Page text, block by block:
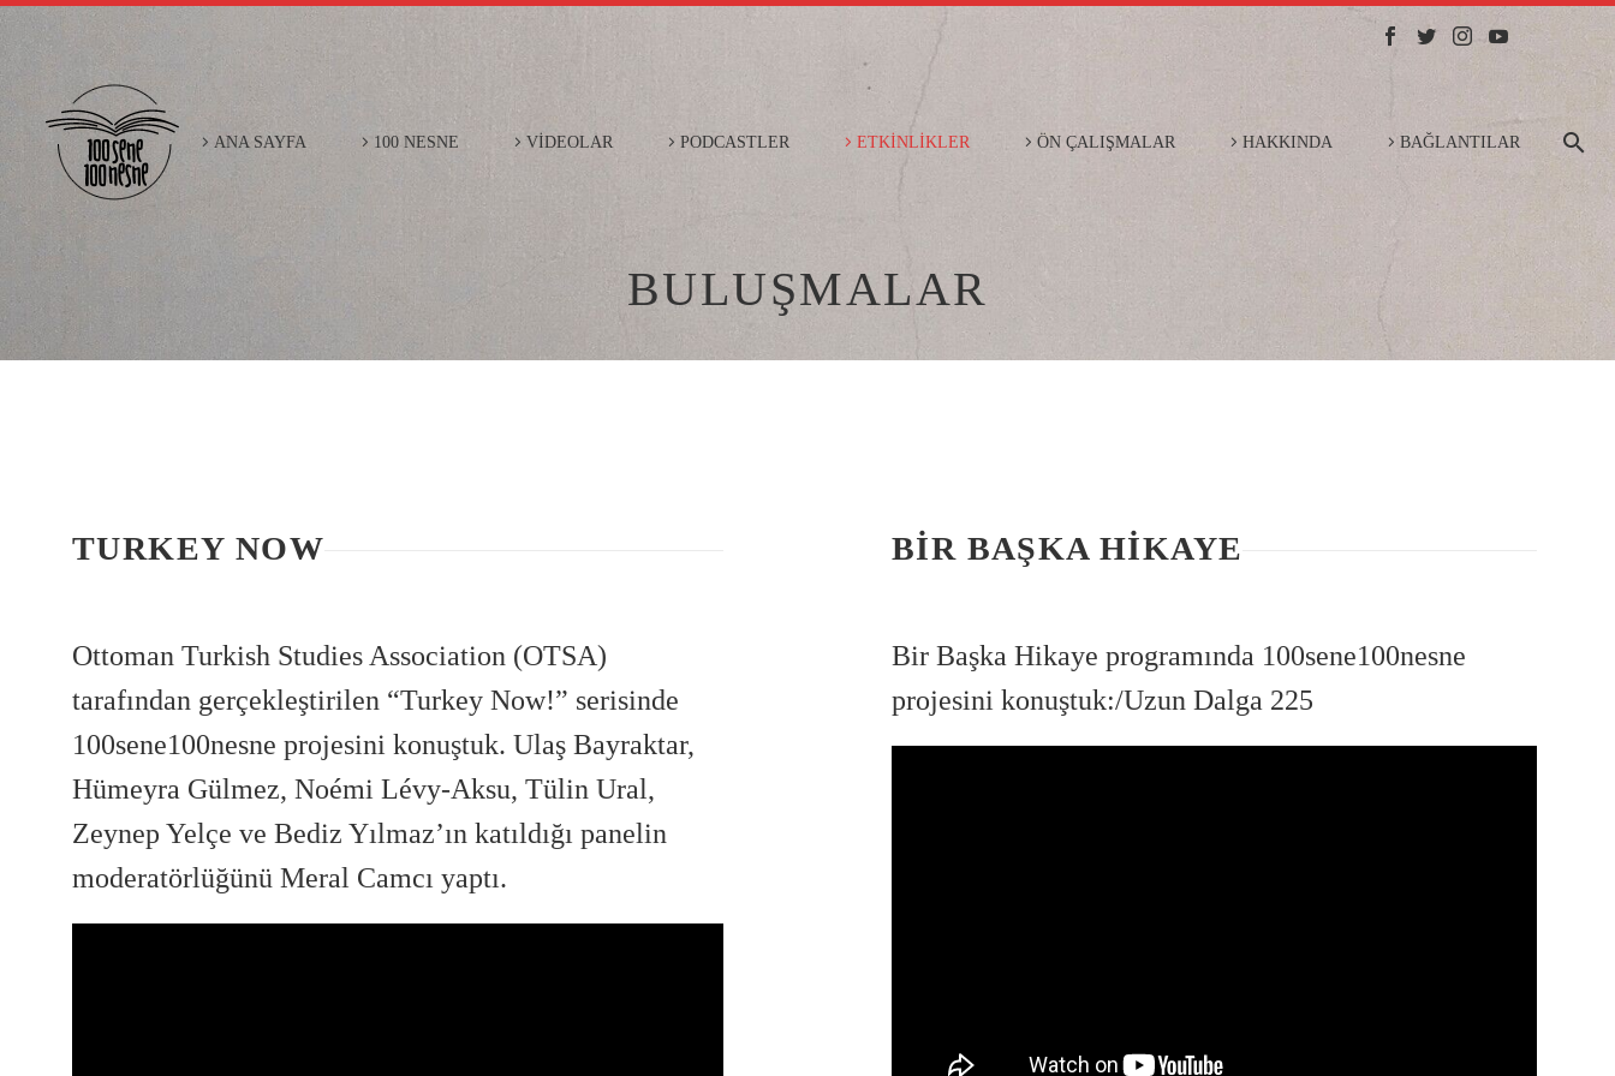
ANA SAYFA 100 NESNE VİDEOLAR PODCASTLER ETKİNLİKLER ÖN ÇALIŞMALAR HAKKINDA BAĞLANTILAR
BULUŞMALAR
TURKEY NOW
Ottoman Turkish Studies Association (OTSA)
tarafından gerçekleştirilen “Turkey Now!” serisinde
100sene100nesne projesini konuştuk. Ulaş Bayraktar,
Hümeyra Gülmez, Noémi Lévy-Aksu, Tülin Ural,
Zeynep Yelçe ve Bediz Yılmaz’ın katıldığı panelin
moderatörlüğünü Meral Camcı yaptı.
BIR BAŞKA HIKAYE
Bir Başka Hikaye programında 100sene100nesne
projesini konuştuk:/Uzun Dalga 225